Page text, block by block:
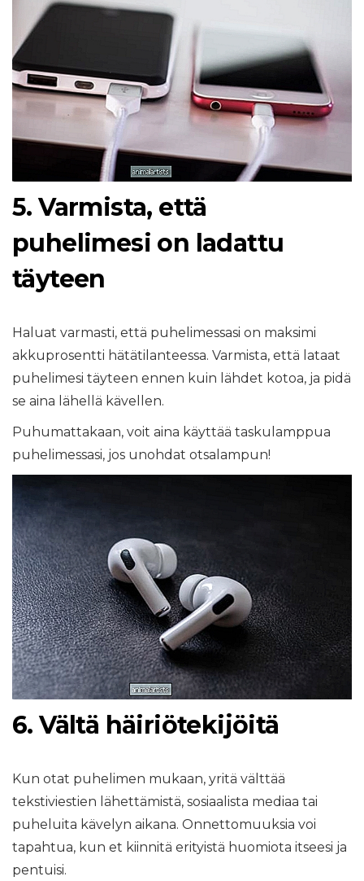
5. Varmista, että
puhelimesi on ladattu
täyteen
Haluat varmasti, että puhelimessasi on maksimi
akkuprosentti hätätilanteessa. Varmista, että lataat
puhelimesi täyteen ennen kuin lähdet kotoa, ja pidä
se aina lähellä kävellen.
Puhumattakaan, voit aina käyttää taskulamppua
puhelimessasi, jos unohdat otsalampun!
6. Vältä häiriötekijöitä
Kun otat puhelimen mukaan, yritä välttää
tekstiviestien lähettämistä, sosiaalista mediaa tai
puheluita kävelyn aikana. Onnettomuuksia voi
tapahtua, kun et kiinnitä erityistä huomiota itseesi ja
pentuisi.